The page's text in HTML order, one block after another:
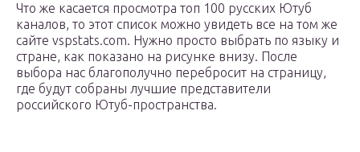
Что же касается просмотра топ 100 русских Ютуб
каналов, то этот список можно увидеть все на том же
сайте vspstats.com. Нужно просто выбрать по языку и
стране, как показано на рисунке внизу. После
выбора нас благополучно перебросит на страницу,
где будут собраны лучшие представители
российского Ютуб-пространства.